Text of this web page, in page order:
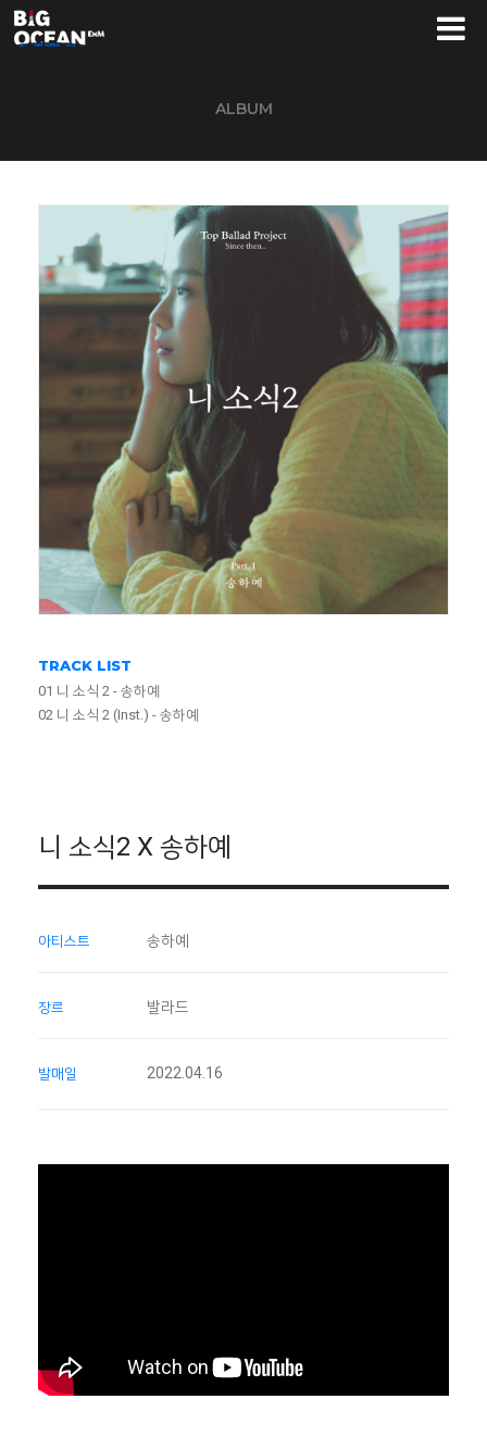
ALBUM
TRACK LIST
01 니 소식 2 - 송하예
02 니 소식 2 (Inst.) - 송하예
니 소식2 X 송하예
아티스트 송하예
장르 발라드
발매일 2022.04.16